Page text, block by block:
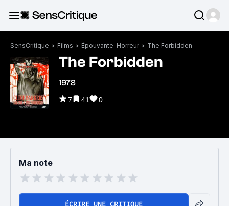
SensCritique > Films > Épouvante-Horreur > The Forbidden
The Forbidden
1978
7 41 0
Ma note
ÉCRIRE UNE CRITIQUE